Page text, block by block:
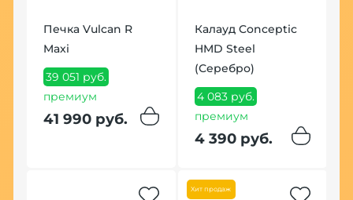
Печка Vulcan R
Maxi
39 051 руб.
премиум
41 990 руб.
Калауд Conceptic
HMD Steel
(Серебро)
4 083 руб.
премиум
4 390 руб.
Хит продаж